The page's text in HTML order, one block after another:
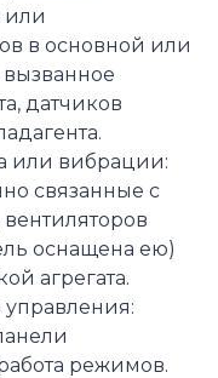
или
в основной или
датчиков
или вибрации:
связанные с
оснащена ею)
агрегата.
управления:
режимов.